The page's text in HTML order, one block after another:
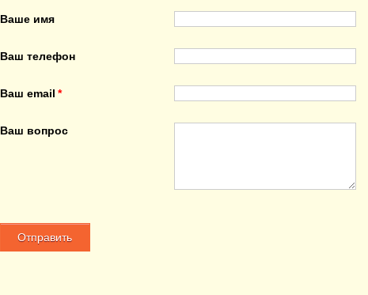
Ваше имя
Ваш телефон
Ваш email
Ваш вопрос